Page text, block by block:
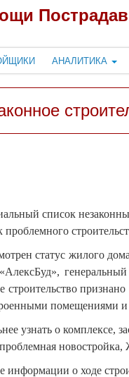
АНАЛИТИКА
список
проблемного
статус жилого
строительство
помещениями и
узнать о комплексе,
информации о ходе